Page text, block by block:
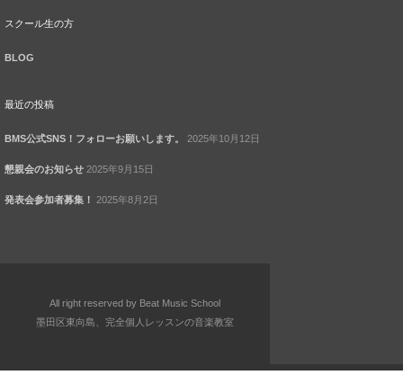
スクール生の方
BLOG
最近の投稿
BMS公式SNS！フォローお願いします。 2025年10月12日
懇親会のお知らせ 2025年9月15日
発表会参加者募集！ 2025年8月2日
All right reserved by Beat Music School
墨田区東向島、完全個人レッスンの音楽教室